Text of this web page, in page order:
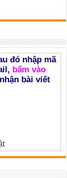
đó nhập mã
bấm vào
bài viết